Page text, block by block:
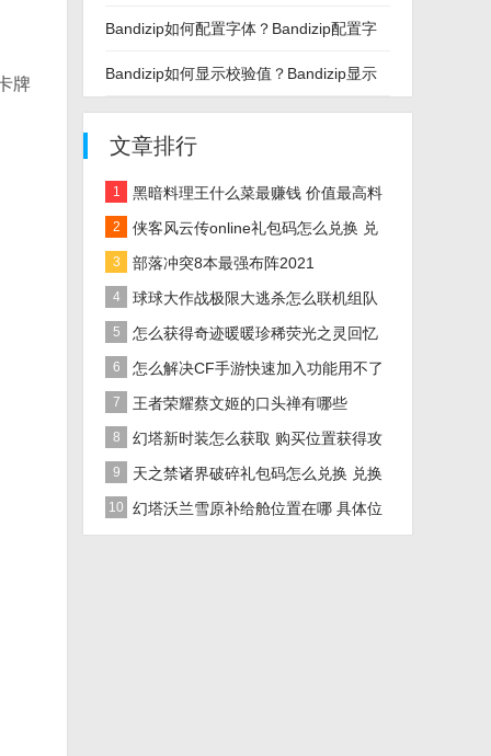
牌
闭自动更新教程
Bandizip如何配置字体？Bandizip配置字
体教程
Bandizip如何显示校验值？Bandizip显示
校验值教程
文章排行
1
黑暗料理王什么菜最赚钱 价值最高料
理推荐
2
侠客风云传online礼包码怎么兑换 兑
换码大全攻略
3 部落冲突8本最强布阵2021
4 球球大作战极限大逃杀怎么联机组队
5
怎么获得奇迹暖暖珍稀荧光之灵回忆
花火
6
怎么解决CF手游快速加入功能用不了
的问题
7 王者荣耀蔡文姬的口头禅有哪些
8
幻塔新时装怎么获取 购买位置获得攻
略
9
天之禁诸界破碎礼包码怎么兑换 兑换
码大全攻略
10
幻塔沃兰雪原补给舱位置在哪 具体位